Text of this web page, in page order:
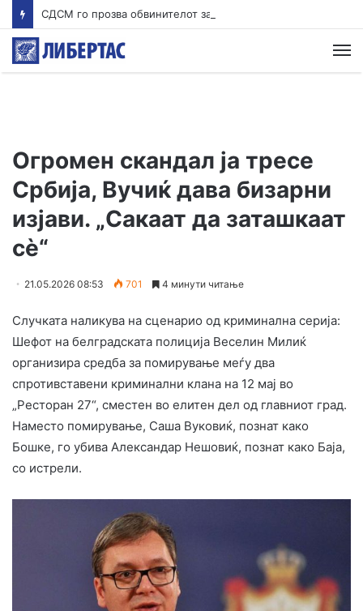
Огромен скандал ја тресе
Србија, Вучиќ дава бизарни
изјави. „Сакаат да заташкаат
сè“
21.05.2026 08:53 701 4 минути читање
Случката наликува на сценарио од криминална серија:
Шефот на белградската полиција Веселин Милиќ
организира средба за помирување меѓу два
спротивставени криминални клана на 12 мај во
„Ресторан 27“, сместен во елитен дел од главниот град.
Наместо помирување, Саша Вуковиќ, познат како
Бошке, го убива Александар Нешовиќ, познат како Баја,
со истрели.